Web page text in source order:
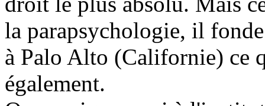
la parapsychologie, il
à Palo Alto (Californie) ce
également.